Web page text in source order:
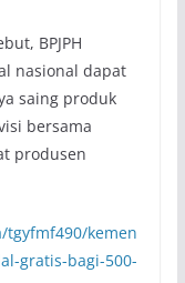
BPJPH
nasional dapat
saing produk
bersama
produsen
kemen
gratis-bagi-500-